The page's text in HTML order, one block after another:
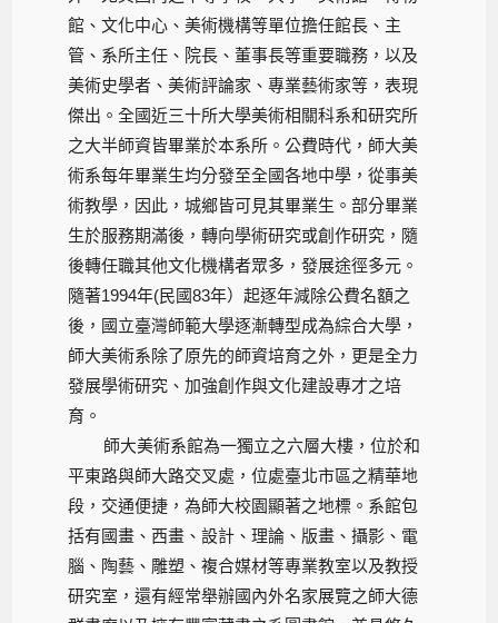
館、文化中心、美術機構等單位擔任館長、主
管、系所主任、院長、董事長等重要職務，以及
美術史學者、美術評論家、專業藝術家等，表現
傑出。全國近三十所大學美術相關科系和研究所
之大半師資皆畢業於本系所。公費時代，師大美
術系每年畢業生均分發至全國各地中學，從事美
術教學，因此，城鄉皆可見其畢業生。部分畢業
生於服務期滿後，轉向學術研究或創作研究，隨
後轉任職其他文化機構者眾多，發展途徑多元。
隨著1994年(民國83年）起逐年減除公費名額之
後，國立臺灣師範大學逐漸轉型成為綜合大學，
師大美術系除了原先的師資培育之外，更是全力
發展學術研究、加強創作與文化建設專才之培
育。
師大美術系館為一獨立之六層大樓，位於和
平東路與師大路交叉處，位處臺北市區之精華地
段，交通便捷，為師大校園顯著之地標。系館包
括有國畫、西畫、設計、理論、版畫、攝影、電
腦、陶藝、雕塑、複合媒材等專業教室以及教授
研究室，還有經常舉辦國內外名家展覽之師大德